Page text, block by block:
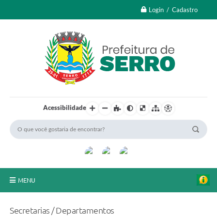
Login / Cadastro
Acessibilidade
MENU
Secretarias / Departamentos